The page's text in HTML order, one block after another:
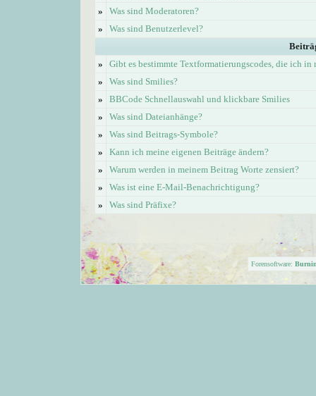
»
Was sind Moderatoren?
»
Was sind Benutzerlevel?
»
Gibt es bestimmte Textformatierungscodes, die ich
»
Was sind Smilies?
»
BBCode Schnellauswahl und klickbare Smilies
»
Was sind Dateianhänge?
»
Was sind Beitrags-Symbole?
»
Kann ich meine eigenen Beiträge ändern?
»
Warum werden in meinem Beitrag Worte zensiert?
»
Was ist eine E-Mail-Benachrichtigung?
»
Was sind Präfixe?
Forensoftware: